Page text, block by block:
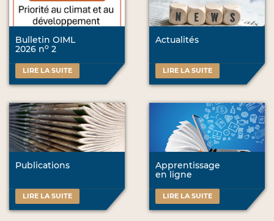
Bulletin OIML
2026 no 2
LIRE LA SUITE
Actualités
LIRE LA SUITE
Publications
LIRE LA SUITE
Apprentissage
en ligne
LIRE LA SUITE